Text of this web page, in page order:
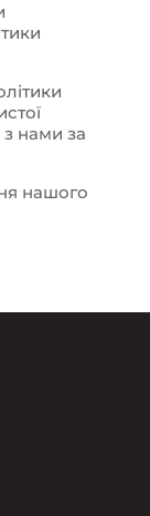
з нами за
нашого